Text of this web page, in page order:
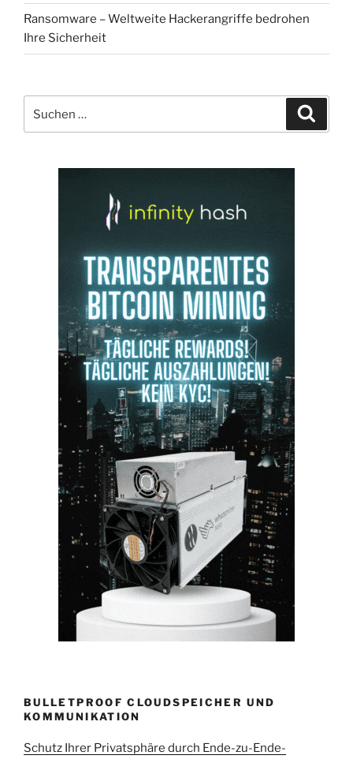
Ransomware – Weltweite Hackerangriffe bedrohen
Ihre Sicherheit
nach:
BULLETPROOF CLOUDSPEICHER UND
KOMMUNIKATION
Schutz Ihrer Privatsphäre durch Ende-zu-Ende-